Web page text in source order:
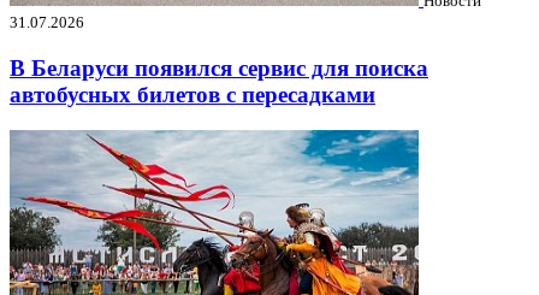
31.07.2026
В Беларуси появился сервис для поиска
автобусных билетов с пересадками